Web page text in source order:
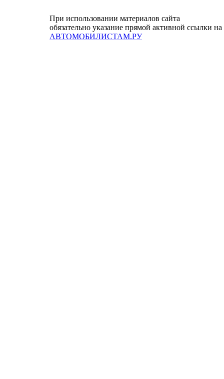
При использовании материалов сайта
обязательно указание прямой активной ссылки на
АВТОМОБИЛИСТАМ.РУ